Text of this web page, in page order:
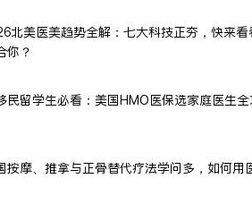
北美医美趋势全解：七大科技正夯，快来看
你？
民留学生必看：美国HMO医保选家庭医生全
按摩、推拿与正骨替代疗法学问多，如何用